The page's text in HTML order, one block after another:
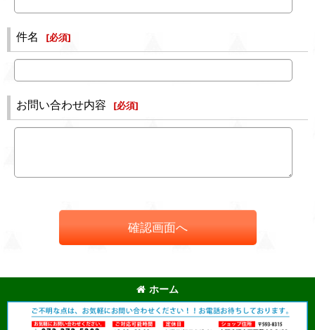
件名 [必須]
お問い合わせ内容 [必須]
確認画面へ
ホーム